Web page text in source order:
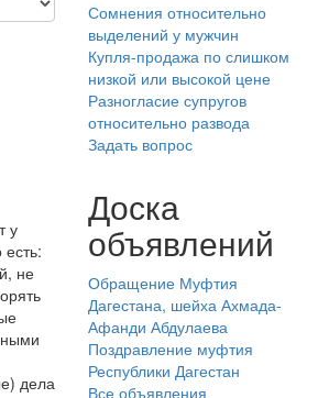
у
не
дела
Сомнения относительно
выделений у мужчин
Купля-продажа по слишком
низкой или высокой цене
Разногласие супругов
относительно развода
Задать вопрос
Доска
объявлений
Обращение Муфтия
Дагестана, шейха Ахмада-
Афанди Абдулаева
Поздравление муфтия
Республики Дагестан
Все объявления